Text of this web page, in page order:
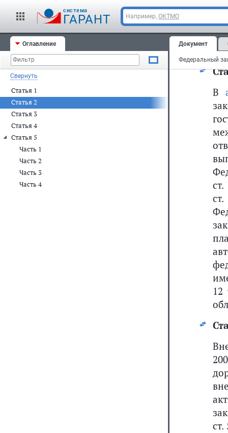
cистема
ГАРАНТ Например, ОКТМО
Оглавление
Свернуть
Статья 1
Статья 2
Статья 3
Статья 4
Статья 5
Часть 1
Часть 2
Часть 3
Часть 4
Документ
7)
и
В
12